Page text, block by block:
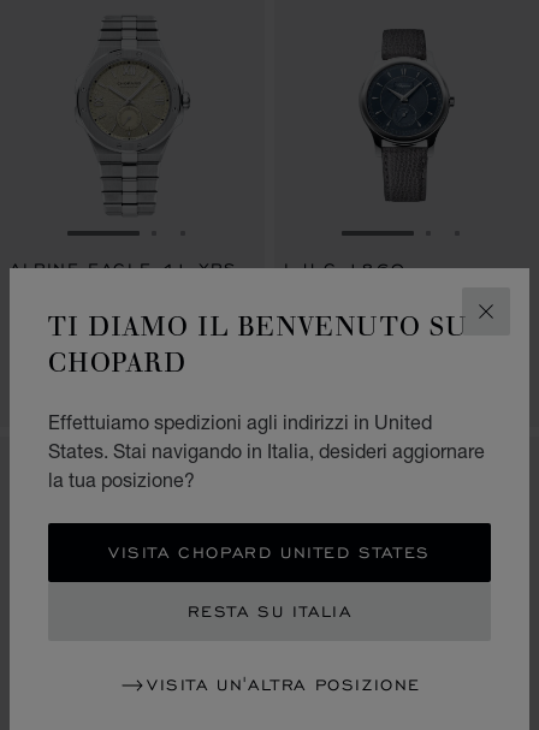
TI DIAMO IL BENVENUTO SU
CHOPARD
Effettuiamo spedizioni agli indirizzi in United
States. Stai navigando in Italia, desideri aggiornare
la tua posizione?
VISITA CHOPARD UNITED STATES
RESTA SU ITALIA
VISITA UN'ALTRA POSIZIONE
VAI ALLA SLIDE 1VAI ALLA SLIDE 3
ALPINE EAGLE 41 XPS
STEEL™
€ 29,500
VAI ALLA SLIDE 1
L.U.C 1860
36,5 MM, AUTOMATICO, LUCENT
STEEL™
NUOVO NUOVO